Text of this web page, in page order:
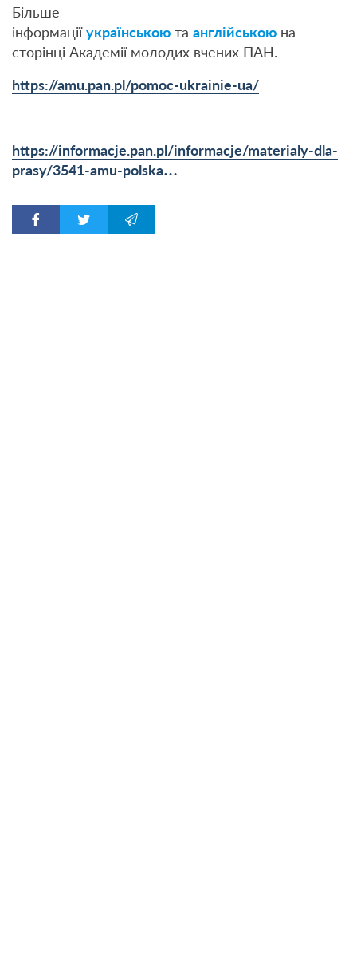
Більше
інформаціїукраїнською та англійською на
сторінці Академії молодих вчених ПАН.
https://amu.pan.pl/pomoc-ukrainie-ua/
https://informacje.pan.pl/informacje/materialy-dla-
prasy/3541-amu-polska…